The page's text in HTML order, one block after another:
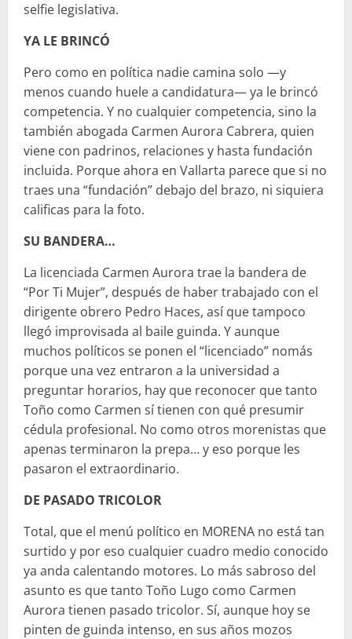
selfie legislativa.
YA LE BRINCÓ
Pero como en política nadie camina solo —y
menos cuando huele a candidatura— ya le brincó
competencia. Y no cualquier competencia, sino la
también abogada Carmen Aurora Cabrera, quien
viene con padrinos, relaciones y hasta fundación
incluida. Porque ahora en Vallarta parece que si no
traes una “fundación” debajo del brazo, ni siquiera
calificas para la foto.
SU BANDERA…
La licenciada Carmen Aurora trae la bandera de
“Por Ti Mujer”, después de haber trabajado con el
dirigente obrero Pedro Haces, así que tampoco
llegó improvisada al baile guinda. Y aunque
muchos políticos se ponen el “licenciado” nomás
porque una vez entraron a la universidad a
preguntar horarios, hay que reconocer que tanto
Toño como Carmen sí tienen con qué presumir
cédula profesional. No como otros morenistas que
apenas terminaron la prepa… y eso porque les
pasaron el extraordinario.
DE PASADO TRICOLOR
Total, que el menú político en MORENA no está tan
surtido y por eso cualquier cuadro medio conocido
ya anda calentando motores. Lo más sabroso del
asunto es que tanto Toño Lugo como Carmen
Aurora tienen pasado tricolor. Sí, aunque hoy se
pinten de guinda intenso, en sus años mozos